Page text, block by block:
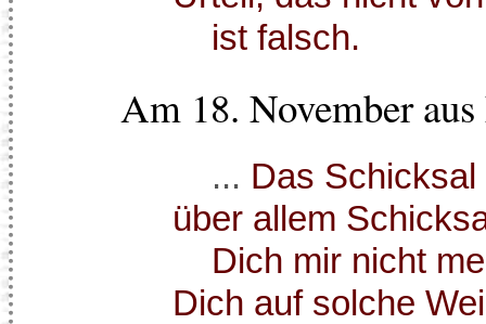
ist falsch.
Am 18. November
... Das
über allem
Dich mir nicht
Dich auf solche